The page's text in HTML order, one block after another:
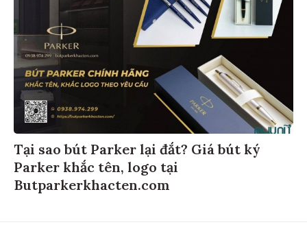
Tại sao bút Parker lại đắt? Giá bút ký
Parker khắc tên, logo tại
Butparkerkhacten.com